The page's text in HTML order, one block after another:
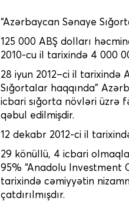
“Azərbaycan Sənaye
125 000 ABŞ dolları
2010-cu il tarixində 4 000
28 iyun 2012–ci il tarixində
Sığortalar haqqında”
icbari sığorta növləri üzrə
qəbul edilmişdir.
12 dekabr 2012-ci il
29 könüllü, 4 icbari
95% “Anadolu Investment
tarixində cəmiyyətin
çatdırılmışdır.